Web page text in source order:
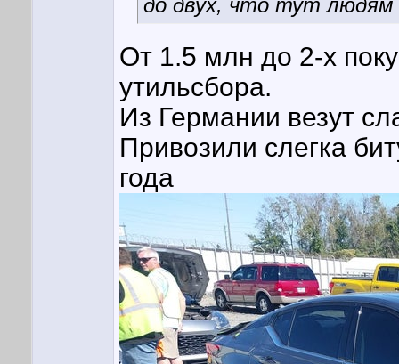
до двух, что тут
От 1.5 млн до 2-х
утильсбора.
Из Германии везут
Привозили слегка
года